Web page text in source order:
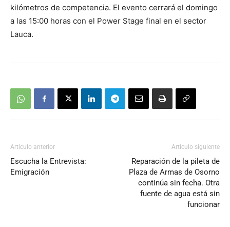
kilómetros de competencia. El evento cerrará el domingo
a las 15:00 horas con el Power Stage final en el sector
Lauca.
Artículo anterior
Escucha la Entrevista:
Emigración
Artículo siguiente
Reparación de la pileta de
Plaza de Armas de Osorno
continúa sin fecha. Otra
fuente de agua está sin
funcionar